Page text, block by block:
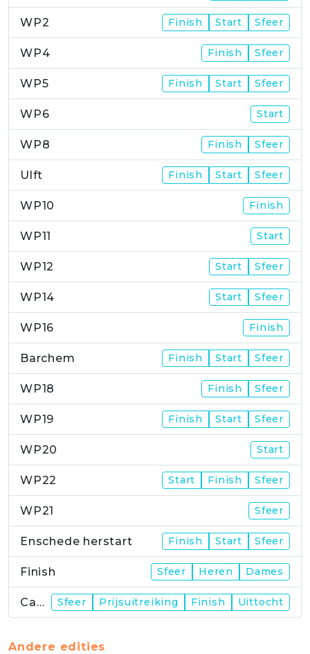
WP2 Finish Start Sfeer
WP4 Finish Sfeer
WP5 Finish Start Sfeer
WP6 Start
WP8 Finish Sfeer
Ulft Finish Start Sfeer
WP10 Finish
WP11 Start
WP12 Start Sfeer
WP14 Start Sfeer
WP16 Finish
Barchem Finish Start Sfeer
WP18 Finish Sfeer
WP19 Finish Start Sfeer
WP20 Start
WP22 Start Finish Sfeer
WP21 Sfeer
Enschede herstart Finish Start Sfeer
Finish Sfeer Heren Dames
Campus Sfeer Prijsuitreiking Finish Uittocht
Andere edities